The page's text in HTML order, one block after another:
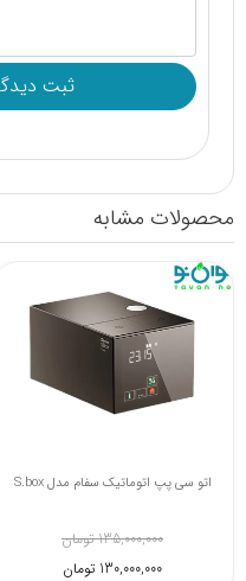
محصولات مشابه
سوند نازال اکسیژن(کانولای بینی)
68,000 تومان
60,000 تومان